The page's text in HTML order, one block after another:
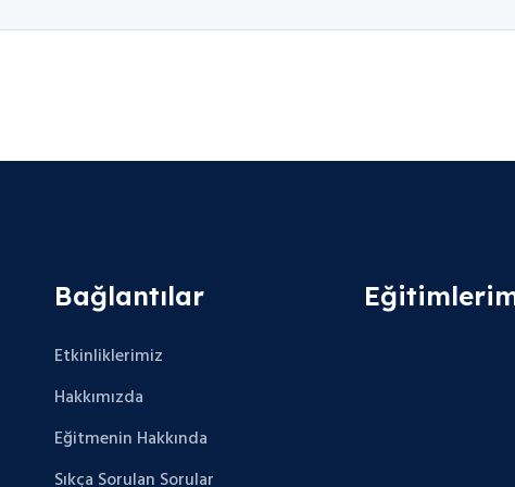
Bağlantılar
Etkinliklerimiz
Hakkımızda
Eğitmenin Hakkında
Sıkça Sorulan Sorular